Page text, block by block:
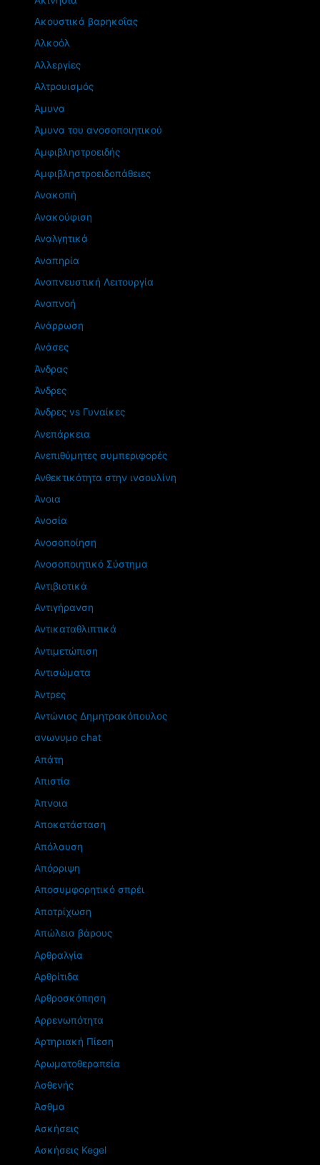
Ακουστικά βαρηκοΐας
Αλκοόλ
Αλλεργίες
Αλτρουισμός
Άμυνα
Άμυνα του ανοσοποιητικού
Αμφιβληστροειδής
Αμφιβληστροειδοπάθειες
Ανακοπή
Ανακούφιση
Αναλγητικά
Αναπηρία
Αναπνευστική Λειτουργία
Αναπνοή
Ανάρρωση
Ανάσες
Άνδρας
Άνδρες
Άνδρες vs Γυναίκες
Ανεπάρκεια
Ανεπιθύμητες συμπεριφορές
Ανθεκτικότητα στην ινσουλίνη
Άνοια
Ανοσία
Ανοσοποίηση
Ανοσοποιητικό Σύστημα
Αντιβιοτικά
Αντιγήρανση
Αντικαταθλιπτικά
Αντιμετώπιση
Αντισώματα
Άντρες
Αντώνιος Δημητρακόπουλος
ανωνυμο chat
Απάτη
Απιστία
Άπνοια
Αποκατάσταση
Απόλαυση
Απόρριψη
Αποσυμφορητικό σπρέι
Αποτρίχωση
Απώλεια βάρους
Αρθραλγία
Αρθρίτιδα
Αρθροσκόπηση
Αρρενωπότητα
Αρτηριακή Πίεση
Αρωματοθεραπεία
Ασθενής
Άσθμα
Ασκήσεις
Ασκήσεις Kegel